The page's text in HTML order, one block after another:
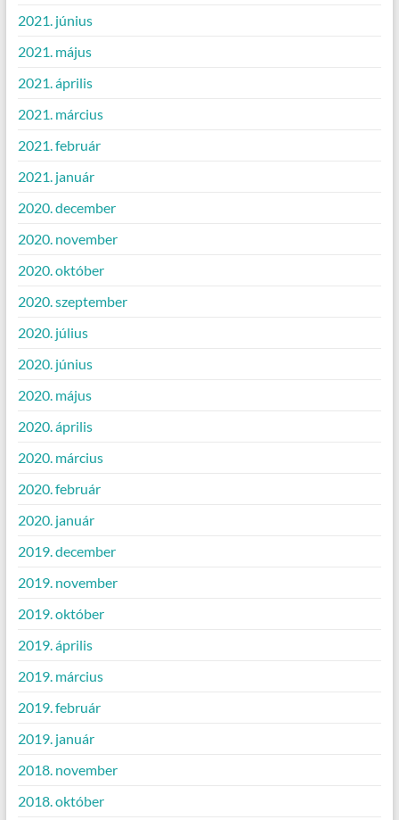
2021. június
2021. május
2021. április
2021. március
2021. február
2021. január
2020. december
2020. november
2020. október
2020. szeptember
2020. július
2020. június
2020. május
2020. április
2020. március
2020. február
2020. január
2019. december
2019. november
2019. október
2019. április
2019. március
2019. február
2019. január
2018. november
2018. október